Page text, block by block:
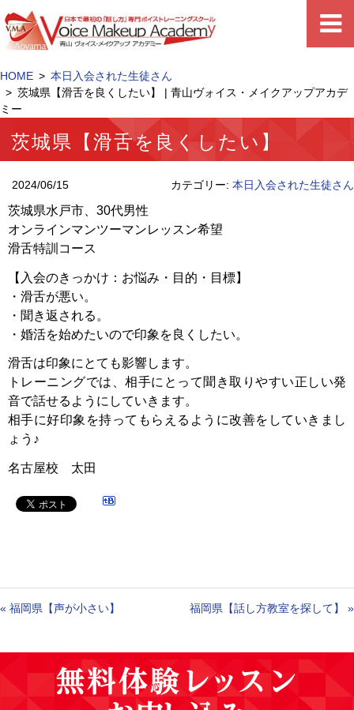
HOME
本日入会された生徒さん
茨城県【滑舌を良くしたい】 | 青山ヴォイス・メイクアップアカデ
ミー
茨城県【滑舌を良くしたい】
2024/06/15 カテゴリー: 本日入会された生徒さん
茨城県水戸市、30代男性
オンラインマンツーマンレッスン希望
滑舌特訓コース
【入会のきっかけ：お悩み・目的・目標】
・滑舌が悪い。
・聞き返される。
・婚活を始めたいので印象を良くしたい。
滑舌は印象にとても影響します。
トレーニングでは、相手にとって聞き取りやすい正しい発
音で話せるようにしていきます。
相手に好印象を持ってもらえるように改善をしていきまし
ょう♪
名古屋校 太田
« 福岡県【声が小さい】 福岡県【話し方教室を探して】 »